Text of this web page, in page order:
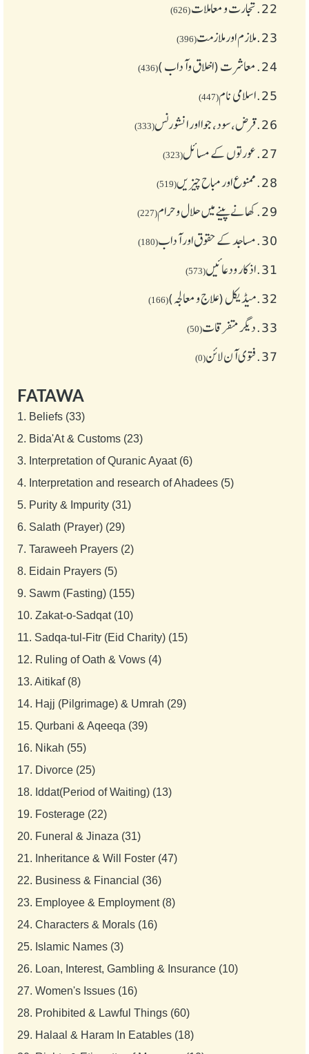
22. تجارت و معاملات(626)
23. ملازم اور ملازمت(396)
24. معاشرت (اخلاق وآداب )(436)
25. اسلامی نام(447)
26. قرض،سود، جوا اور انشورنس(333)
27. عورتوں کے مسائل(323)
28. ممنوع اور مباح چیز یں(519)
29. کھانے پینے میں حلال و حرام(227)
30. مساجد کے حقوق اور آداب(180)
31. اذکار ودعائیں(573)
32. میڈیکل (علاج و معالجہ)(166)
33. دیگر متفرقات(50)
37. فتوی آن لائن(0)
FATAWA
1. Beliefs (33)
2. Bida'At & Customs (23)
3. Interpretation of Quranic Ayaat (6)
4. Interpretation and research of Ahadees (5)
5. Purity & Impurity (31)
6. Salath (Prayer) (29)
7. Taraweeh Prayers (2)
8. Eidain Prayers (5)
9. Sawm (Fasting) (155)
10. Zakat-o-Sadqat (10)
11. Sadqa-tul-Fitr (Eid Charity) (15)
12. Ruling of Oath & Vows (4)
13. Aitikaf (8)
14. Hajj (Pilgrimage) & Umrah (29)
15. Qurbani & Aqeeqa (39)
16. Nikah (55)
17. Divorce (25)
18. Iddat(Period of Waiting) (13)
19. Fosterage (22)
20. Funeral & Jinaza (31)
21. Inheritance & Will Foster (47)
22. Business & Financial (36)
23. Employee & Employment (8)
24. Characters & Morals (16)
25. Islamic Names (3)
26. Loan, Interest, Gambling & Insurance (10)
27. Women's Issues (16)
28. Prohibited & Lawful Things (60)
29. Halaal & Haram In Eatables (18)